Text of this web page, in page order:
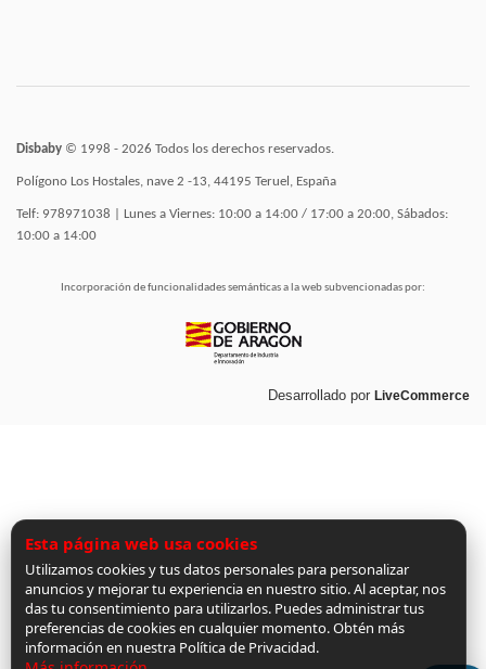
Disbaby © 1998 - 2026 Todos los derechos reservados.
Polígono Los Hostales, nave 2 -13, 44195 Teruel, España
Telf: 978971038 | Lunes a Viernes: 10:00 a 14:00 / 17:00 a 20:00, Sábados:
10:00 a 14:00
Incorporación de funcionalidades semánticas a la web subvencionadas por:
Desarrollado por LiveCommerce
Esta página web usa cookies
Utilizamos cookies y tus datos personales para personalizar
anuncios y mejorar tu experiencia en nuestro sitio. Al aceptar, nos
das tu consentimiento para utilizarlos. Puedes administrar tus
preferencias de cookies en cualquier momento. Obtén más
información en nuestra Política de Privacidad.